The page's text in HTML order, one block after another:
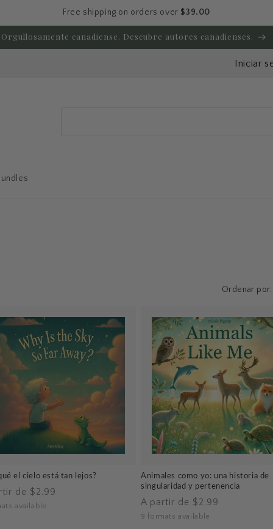
Free shipping on orders over $39.00
Orgullosamente canadiense. Descubre autores canadienses.
Iniciar
Ordenar por:
el cielo está tan lejos?
de $2.99
available
Animales como yo: una historia de
singularidad y pertenencia
Precio
habitual
A partir de $2.99
9 formats available